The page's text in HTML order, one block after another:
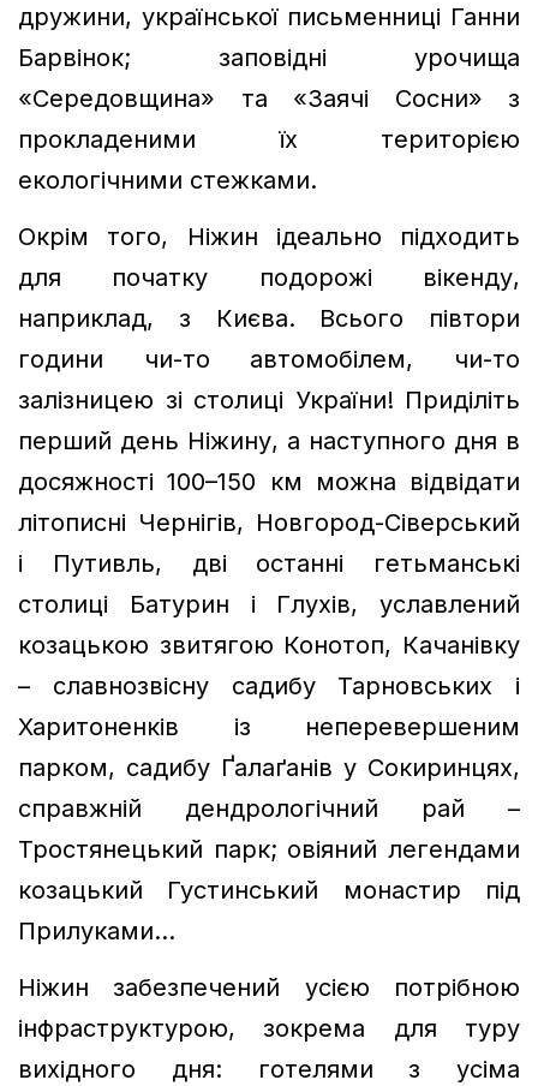
дружини, української письменниці Ганни
Барвінок; заповідні урочища
«Середовщина» та «Заячі Сосни» з
прокладеними їх територією
екологічними стежками.
Окрім того, Ніжин ідеально підходить
для початку подорожі вікенду,
наприклад, з Києва. Всього півтори
години чи-то автомобілем, чи-то
залізницею зі столиці України! Приділіть
перший день Ніжину, а наступного дня в
досяжності 100–150 км можна відвідати
літописні Чернігів, Новгород-Сіверський
і Путивль, дві останні гетьманські
столиці Батурин і Глухів, уславлений
козацькою звитягою Конотоп, Качанівку
– славнозвісну садибу Тарновських і
Харитоненків із неперевершеним
парком, садибу Ґалаґанів у Сокиринцях,
справжній дендрологічний рай –
Тростянецький парк; овіяний легендами
козацький Густинський монастир під
Прилуками…
Ніжин забезпечений усією потрібною
інфраструктурою, зокрема для туру
вихідного дня: готелями з усіма